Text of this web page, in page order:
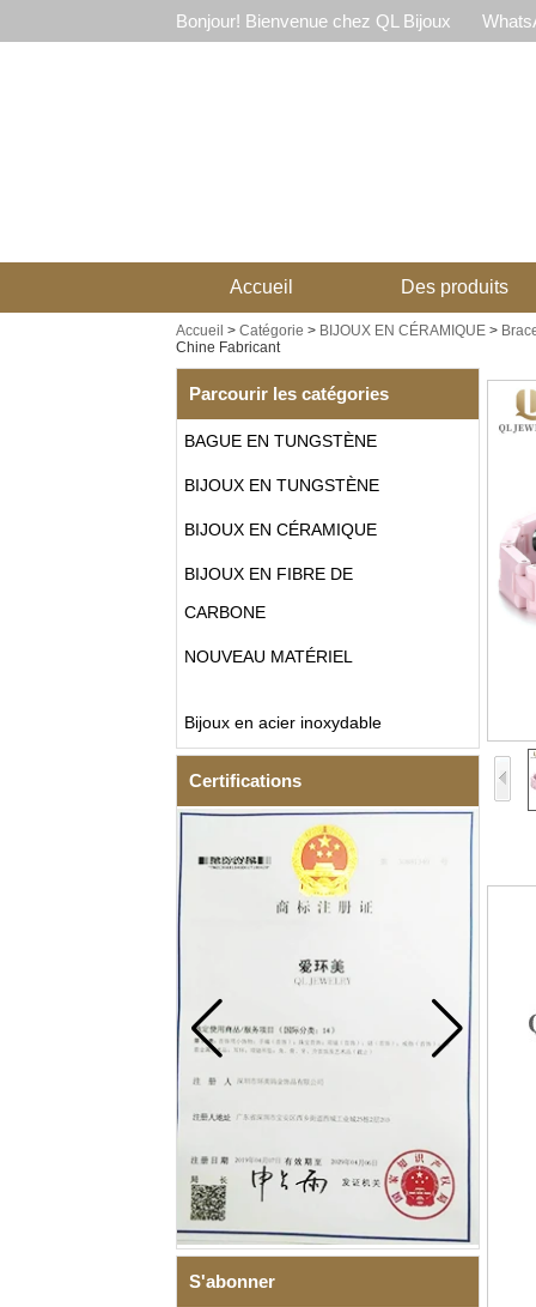
Bonjour! Bienvenue chez QL Bijoux
Accueil Des produits
Accueil > Catégorie > BIJOUX EN CÉRAMIQUE>
Chine Fabricant
Parcourir les catégories
BAGUE EN TUNGSTÈNE
BIJOUX EN TUNGSTÈNE
BIJOUX EN CÉRAMIQUE
BIJOUX EN FIBRE DE
CARBONE
NOUVEAU MATÉRIEL
Bijoux en acier inoxydable
Certifications
S'abonner